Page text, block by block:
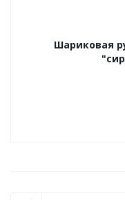
Шариковая